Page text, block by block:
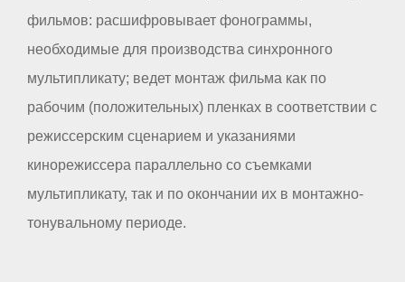
фильмов: расшифровывает фонограммы,
необходимые для производства синхронного
мультипликату; ведет монтаж фильма как по
рабочим (положительных) пленках в соответствии с
режиссерским сценарием и указаниями
кинорежиссера параллельно со съемками
мультипликату, так и по окончании их в монтажно-
тонувальному периоде.